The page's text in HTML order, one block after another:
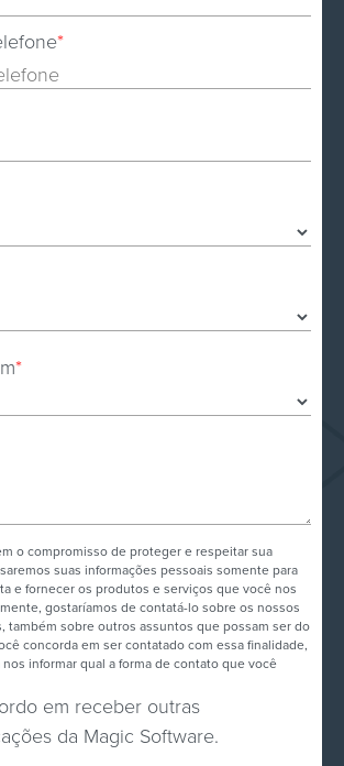
*
*
o compromisso de proteger e respeitar sua
suas informações pessoais somente para
e fornecer os produtos e serviços que você nos
gostaríamos de contatá-lo sobre os nossos
também sobre outros assuntos que possam ser do
concorda em ser contatado com essa finalidade,
nos informar qual a forma de contato que você
em receber outras
da Magic Software.